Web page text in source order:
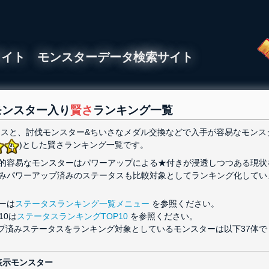
ト モンスターデータ検索サイト
スター入り 賢さ ランキング一覧
と、討伐モンスター&ちいさなメダル交換などで入手が容易なモンス
)とした賢さランキング一覧です。
容易なモンスターはパワーアップによる★付きが浸透しつつある現状
パワーアップ済みのステータスも比較対象としてランキング化してい
はステータスランキング一覧メニュー を参照ください。
はステータスランキングTOP10を参照ください。
みステータスをランキング対象としているモンスターは以下37体で
モンスター